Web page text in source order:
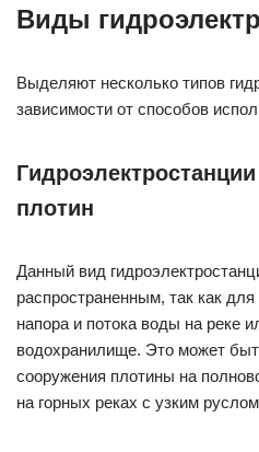
Виды
Выделяют несколько типов
зависимости от способов
плотин
Данный вид
распространенным, так как
напора и потока воды на реке
водохранилище. Это может
сооружения плотины на
на горных реках с узким